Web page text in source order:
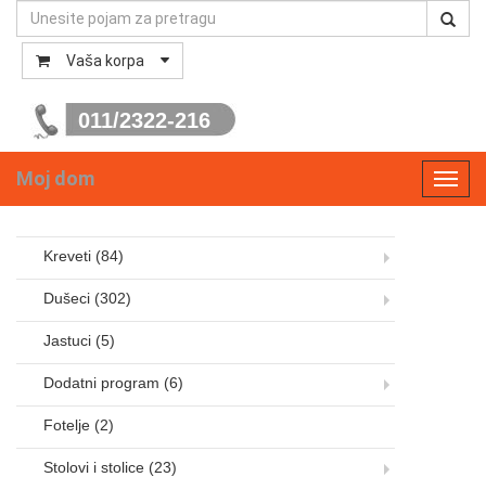
Vaša korpa
011/2322-216
Moj dom
Kreveti (84)
Dušeci (302)
Jastuci (5)
Dodatni program (6)
Fotelje (2)
Stolovi i stolice (23)